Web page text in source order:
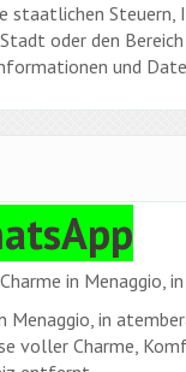
staatlichen
oder den
und
in Menaggio,
Menaggio, in
voller Charme,